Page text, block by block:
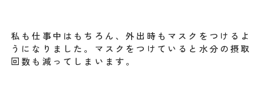
私も仕事中はもちろん、外出時もマスクをつけるよ
うになりました。マスクをつけていると水分の摂取
回数も減ってしまいます。